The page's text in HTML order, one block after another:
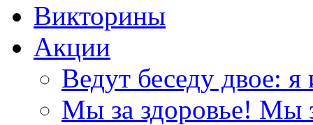
Викторины
Акции
Ведут беседу двое: я
Мы за здоровье! Мы